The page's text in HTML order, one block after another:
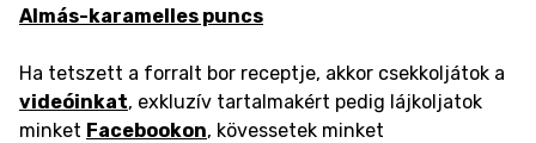
Almás-karamelles puncs
Ha tetszett a forralt bor receptje, akkor csekkoljátok a
videóinkat, exkluzív tartalmakért pedig lájkoljatok
minket Facebookon, kövessetek minket